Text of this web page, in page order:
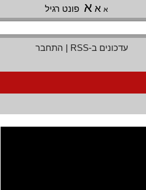
א א פונט רגיל
עדכונים ב-RSS
|התחבר